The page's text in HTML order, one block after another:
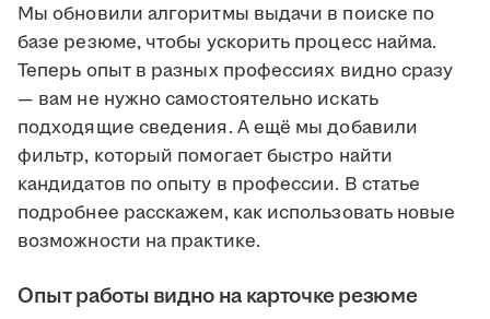
Мы обновили алгоритмы выдачи в поиске по
базе резюме, чтобы ускорить процесс найма.
Теперь опыт в разных профессиях видно сразу
— вам не нужно самостоятельно искать
подходящие сведения. А ещё мы добавили
фильтр, который помогает быстро найти
кандидатов по опыту в профессии. В статье
подробнее расскажем, как использовать новые
возможности на практике.
Опыт работы видно на карточке резюме